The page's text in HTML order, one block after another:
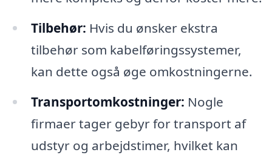
Tilbehør: Hvis du ønsker ekstra
tilbehør som kabelføringssystemer,
kan dette også øge omkostningerne.
Transportomkostninger: Nogle
firmaer tager gebyr for transport af
udstyr og arbejdstimer, hvilket kan